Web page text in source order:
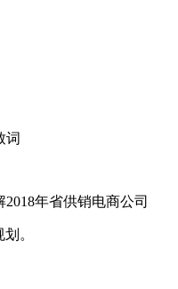
词
2018年省供销电商公司
。